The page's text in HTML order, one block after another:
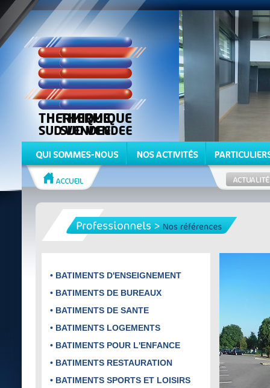
• BATIMENTS D'ENSEIGNEMENT
• BATIMENTS DE BUREAUX
• BATIMENTS DE SANTE
• BATIMENTS LOGEMENTS
• BATIMENTS POUR L'ENFANCE
• BATIMENTS RESTAURATION
• BATIMENTS SPORTS ET LOISIRS